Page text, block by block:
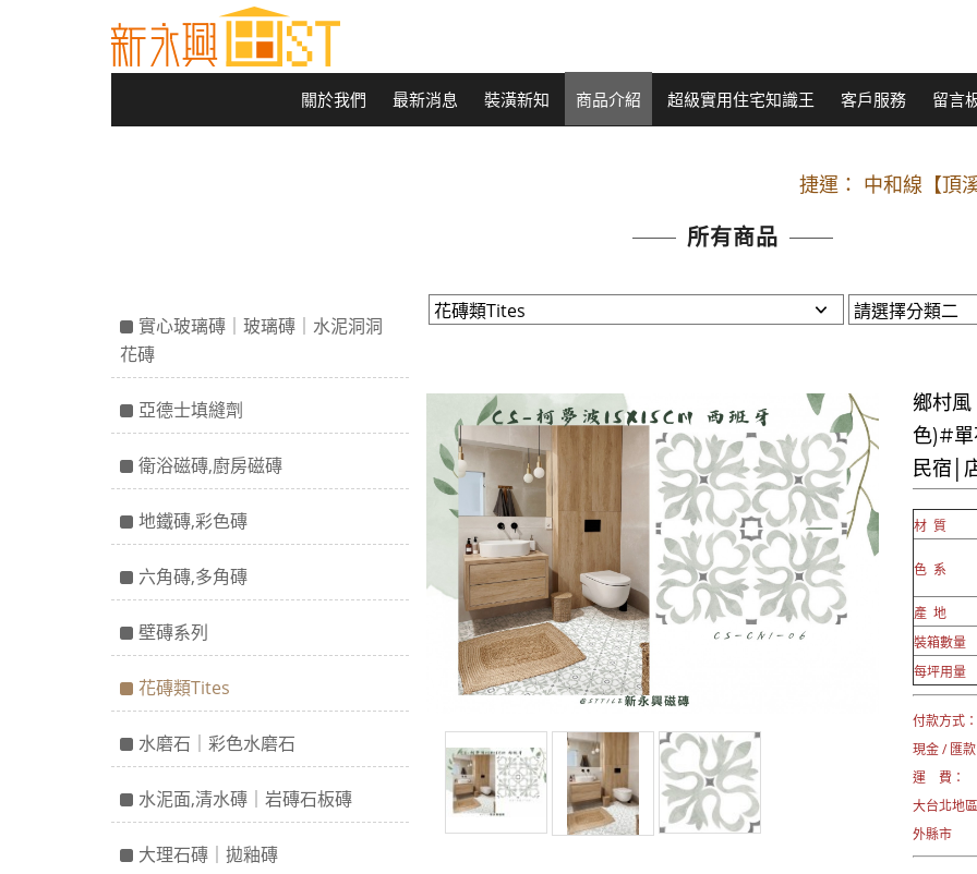
關於我們 最新消息 裝潢新知 商品介紹 超級實用住宅知識王 客戶服務 留言
捷運： 中和線【頂
原Line已滿 無法加Line好友 請
捷運： 中和線【頂
原Line已滿 無法加Line好友 請親
所有商品
實心玻璃磚｜玻璃磚｜水泥洞洞
花磚
亞德士填縫劑
衛浴磁磚,廚房磁磚
地鐵磚,彩色磚
六角磚,多角磚
壁磚系列
花磚類Tites
水磨石｜彩色水磨石
水泥面,清水磚｜岩磚石板磚
大理石磚｜拋釉磚
鄉村風
色)#單
民宿│
材 質
色 系
產 地
裝箱數量
每坪用量
付款方式：
現金 / 匯
運 費：
大台北地
外縣市